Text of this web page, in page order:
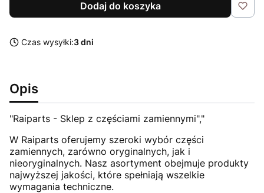
Dodaj do koszyka
Czas wysyłki:3 dni
Opis
"Raiparts - Sklep z częściami zamiennymi","
W Raiparts oferujemy szeroki wybór części
zamiennych, zarówno oryginalnych, jak i
nieoryginalnych. Nasz asortyment obejmuje produkty
najwyższej jakości, które spełniają wszelkie
wymagania techniczne.